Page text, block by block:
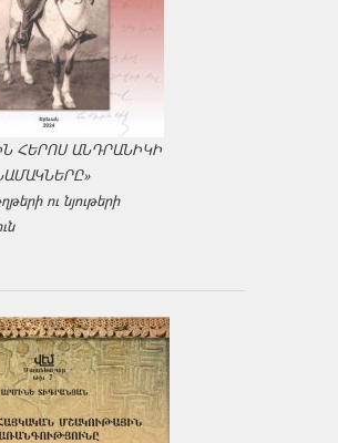
ՀԵՐՈՍ ԱՆԴՐԱՆԻԿԻ
ու նյութերի